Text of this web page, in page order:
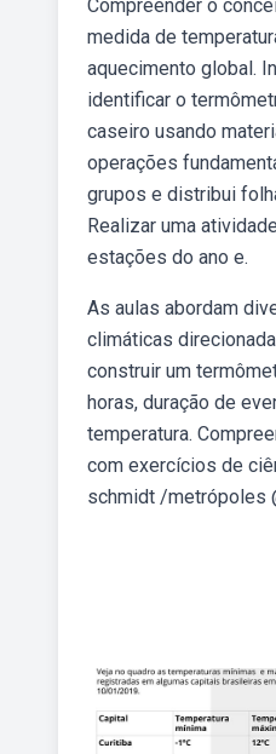
Compreender o
medida de
aquecimento global.
identificar o
caseiro usando
operações
grupos e distribui
Realizar uma
estações do ano e.
As aulas abordam
climáticas
construir um
horas, duração de
temperatura.
com exercícios de
schmidt /metrópoles